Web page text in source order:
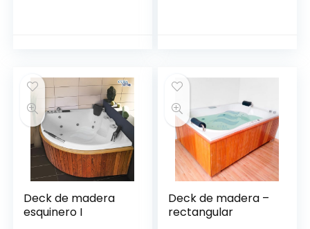
Deck de madera
esquinero I
Deck de madera –
rectangular